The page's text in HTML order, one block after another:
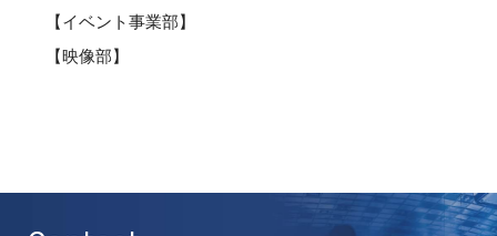
【イベント事業部】
【映像部】